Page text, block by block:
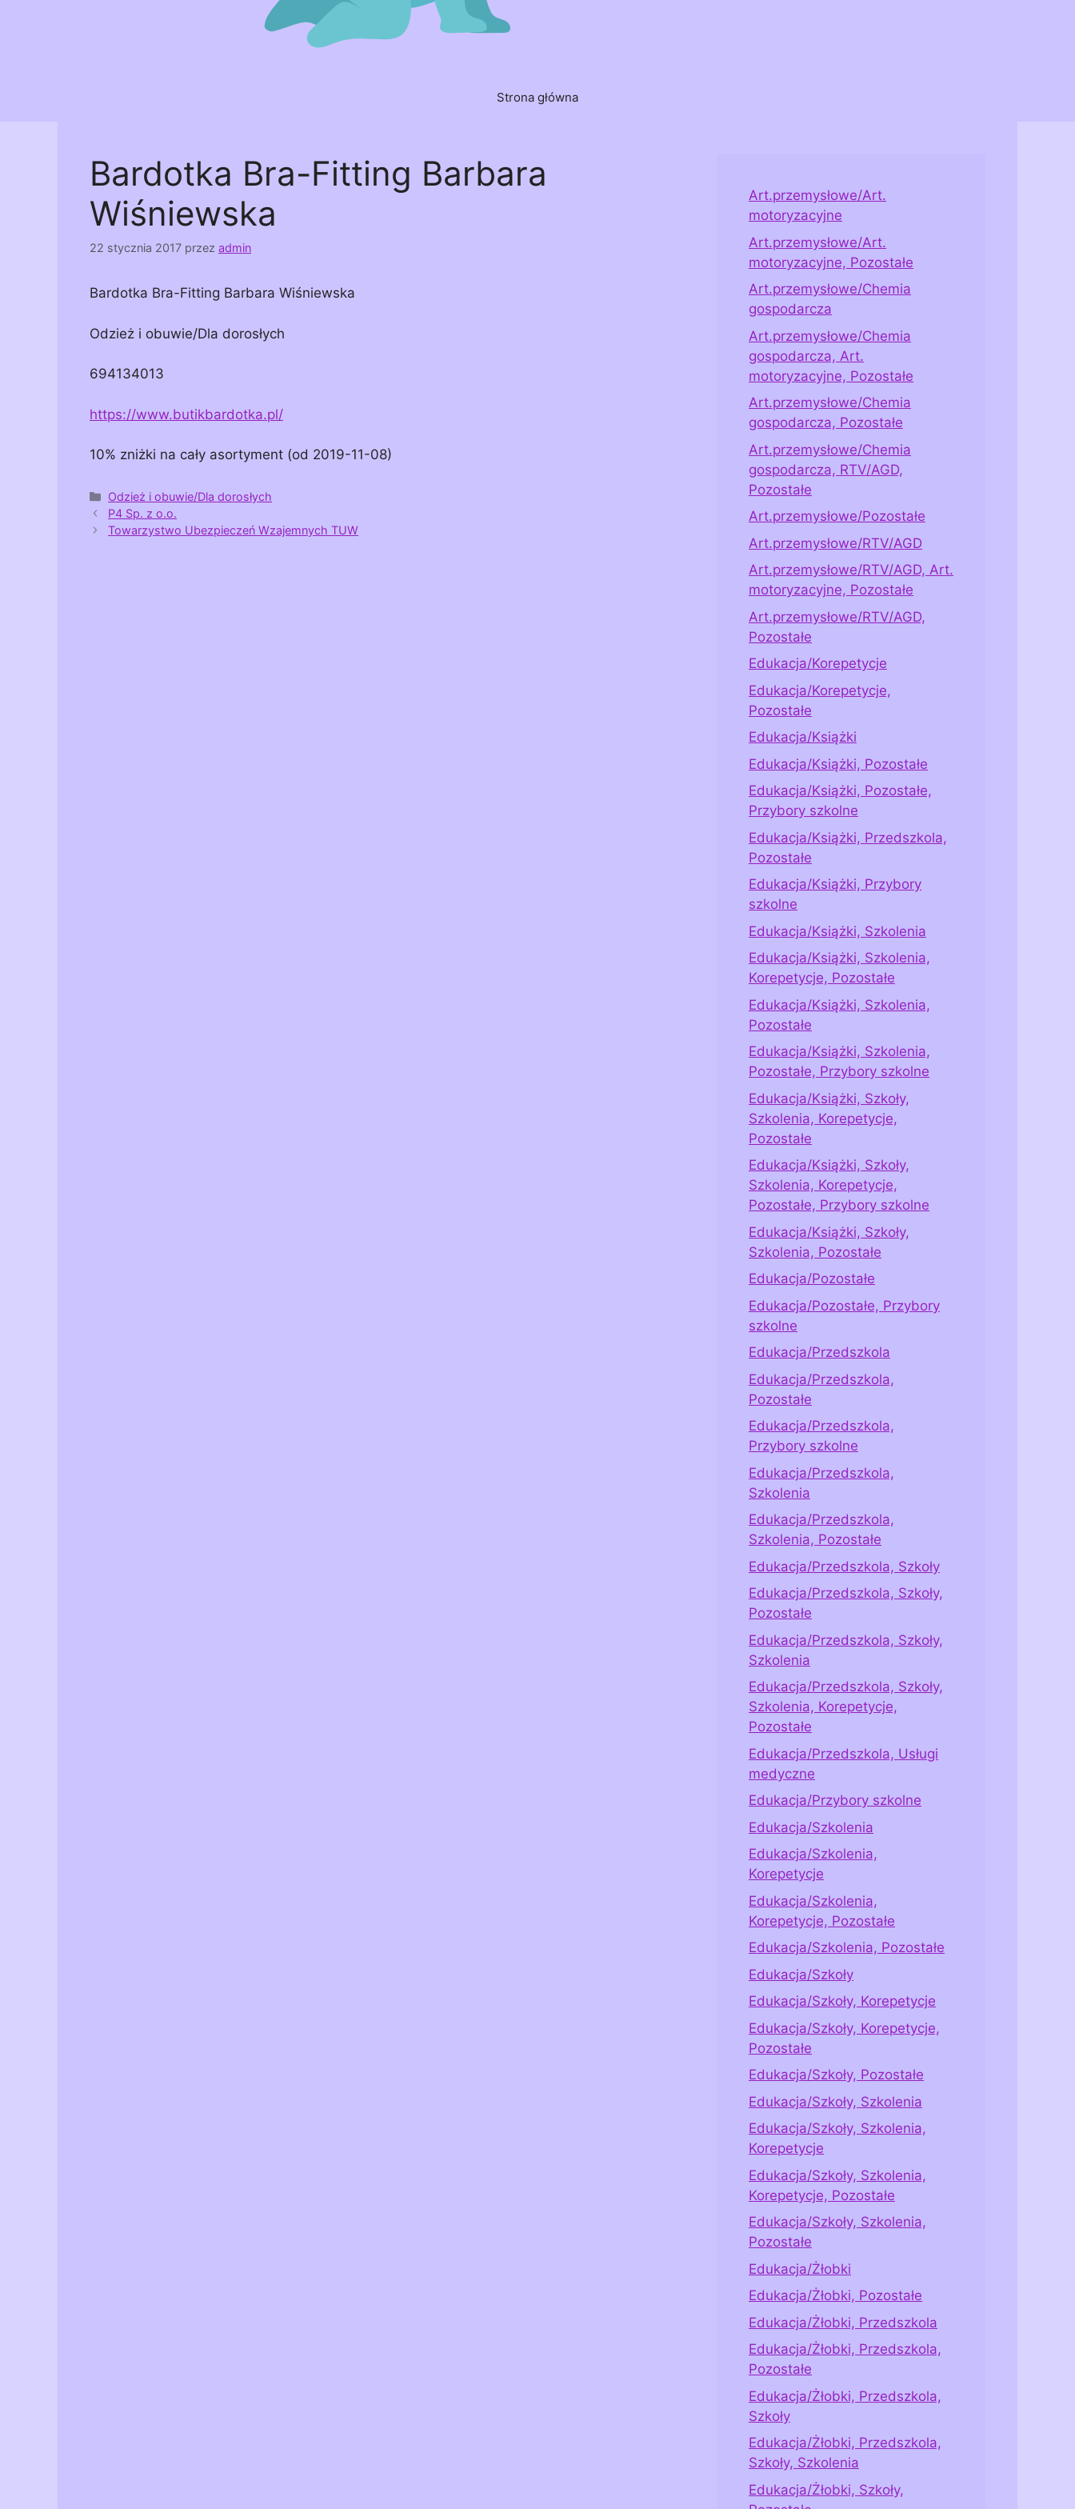
Strona główna
Bardotka Bra-Fitting Barbara
Wiśniewska
22 stycznia 2017 przez admin
Bardotka Bra-Fitting Barbara Wiśniewska
Odzież i obuwie/Dla dorosłych
694134013
https://www.butikbardotka.pl/
10% zniżki na cały asortyment (od 2019-11-08)
Kategorie
Odzież i obuwie/Dla dorosłych
P4 Sp. z o.o.
Towarzystwo Ubezpieczeń Wzajemnych TUW
Art.przemysłowe/Art.
motoryzacyjne
Art.przemysłowe/Art.
motoryzacyjne, Pozostałe
Art.przemysłowe/Chemia
gospodarcza
Art.przemysłowe/Chemia
gospodarcza, Art.
motoryzacyjne, Pozostałe
Art.przemysłowe/Chemia
gospodarcza, Pozostałe
Art.przemysłowe/Chemia
gospodarcza, RTV/AGD,
Pozostałe
Art.przemysłowe/Pozostałe
Art.przemysłowe/RTV/AGD
Art.przemysłowe/RTV/AGD, Art.
motoryzacyjne, Pozostałe
Art.przemysłowe/RTV/AGD,
Pozostałe
Edukacja/Korepetycje
Edukacja/Korepetycje,
Pozostałe
Edukacja/Książki
Edukacja/Książki, Pozostałe
Edukacja/Książki, Pozostałe,
Przybory szkolne
Edukacja/Książki, Przedszkola,
Pozostałe
Edukacja/Książki, Przybory
szkolne
Edukacja/Książki, Szkolenia
Edukacja/Książki, Szkolenia,
Korepetycje, Pozostałe
Edukacja/Książki, Szkolenia,
Pozostałe
Edukacja/Książki, Szkolenia,
Pozostałe, Przybory szkolne
Edukacja/Książki, Szkoły,
Szkolenia, Korepetycje,
Pozostałe
Edukacja/Książki, Szkoły,
Szkolenia, Korepetycje,
Pozostałe, Przybory szkolne
Edukacja/Książki, Szkoły,
Szkolenia, Pozostałe
Edukacja/Pozostałe
Edukacja/Pozostałe, Przybory
szkolne
Edukacja/Przedszkola
Edukacja/Przedszkola,
Pozostałe
Edukacja/Przedszkola,
Przybory szkolne
Edukacja/Przedszkola,
Szkolenia
Edukacja/Przedszkola,
Szkolenia, Pozostałe
Edukacja/Przedszkola, Szkoły
Edukacja/Przedszkola, Szkoły,
Pozostałe
Edukacja/Przedszkola, Szkoły,
Szkolenia
Edukacja/Przedszkola, Szkoły,
Szkolenia, Korepetycje,
Pozostałe
Edukacja/Przedszkola, Usługi
medyczne
Edukacja/Przybory szkolne
Edukacja/Szkolenia
Edukacja/Szkolenia,
Korepetycje
Edukacja/Szkolenia,
Korepetycje, Pozostałe
Edukacja/Szkolenia, Pozostałe
Edukacja/Szkoły
Edukacja/Szkoły, Korepetycje
Edukacja/Szkoły, Korepetycje,
Pozostałe
Edukacja/Szkoły, Pozostałe
Edukacja/Szkoły, Szkolenia
Edukacja/Szkoły, Szkolenia,
Korepetycje
Edukacja/Szkoły, Szkolenia,
Korepetycje, Pozostałe
Edukacja/Szkoły, Szkolenia,
Pozostałe
Edukacja/Żłobki
Edukacja/Żłobki, Pozostałe
Edukacja/Żłobki, Przedszkola
Edukacja/Żłobki, Przedszkola,
Pozostałe
Edukacja/Żłobki, Przedszkola,
Szkoły
Edukacja/Żłobki, Przedszkola,
Szkoły, Szkolenia
Edukacja/Żłobki, Szkoły,